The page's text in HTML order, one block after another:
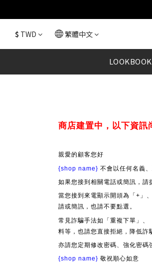
$ TWD 繁體中文
LOOKBOOK
商店建置中，以下資訊
親愛的顧客您好
{shop name} 不會以任何名義
如果您接到相關電話或簡訊，
當您接到來電顯示開頭為「+」
請或簡訊，也請不要點選。
常見詐騙手法如「重複下單」
料等，也請您直接拒絕，降低詐
亦請您定期修改密碼、強化密碼
{shop name} 敬祝順心如意